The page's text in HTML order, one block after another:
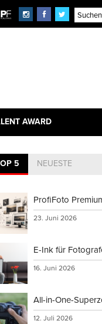
AWARD
5 NEUESTE
ProfiFoto
23. Juni 2026
E-Ink für
16. Juni 2026
All-in-One-
12. Juli 2026